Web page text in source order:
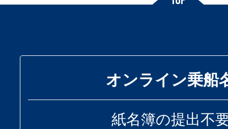
オンライン乗船
紙名簿の提出不